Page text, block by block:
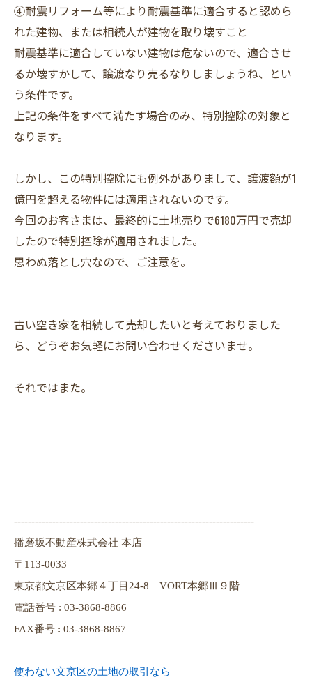
④耐震リフォーム等により耐震基準に適合すると認めら
れた建物、または相続人が建物を取り壊すこと
耐震基準に適合していない建物は危ないので、適合させ
るか壊すかして、譲渡なり売るなりしましょうね、とい
う条件です。
上記の条件をすべて満たす場合のみ、特別控除の対象と
なります。
しかし、この特別控除にも例外がありまして、譲渡額が1
億円を超える物件には適用されないのです。
今回のお客さまは、最終的に土地売りで6180万円で売却
したので特別控除が適用されました。
思わぬ落とし穴なので、ご注意を。
古い空き家を相続して売却したいと考えておりました
ら、どうぞお気軽にお問い合わせくださいませ。
それではまた。
---------------------------------------------------------------------
播磨坂不動産株式会社 本店
〒113-0033
東京都文京区本郷４丁目24-8 VORT本郷Ⅲ９階
電話番号 : 03-3868-8866
FAX番号 : 03-3868-8867
使わない文京区の土地の取引なら